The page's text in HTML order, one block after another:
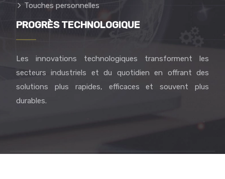
Touches personnelles
PROGRÈS TECHNOLOGIQUE
Les innovations technologiques transforment les
secteurs industriels et du quotidien en offrant des
solutions plus rapides, efficaces et souvent plus
durables.